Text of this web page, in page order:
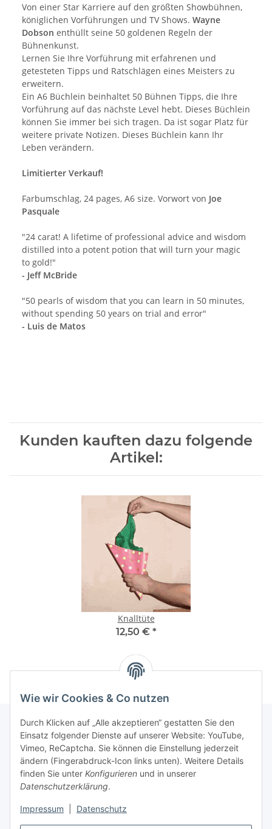
Wie wir Cookies & Co nutzen
Durch Klicken auf „Alle akzeptieren“ gestatten Sie den
Einsatz folgender Dienste auf unserer Website: YouTube,
Vimeo, ReCaptcha. Sie können die Einstellung jederzeit
ändern (Fingerabdruck-Icon links unten). Weitere Details
finden Sie unter Konfigurieren und in unserer
Datenschutzerklärung.
Impressum Datenschutz
Von einer Star Karriere auf den größten Showbühnen,
königlichen Vorführungen und TV Shows. Wayne
Dobson enthüllt seine 50 goldenen Regeln der
Bühnenkunst.
Lernen Sie Ihre Vorführung mit erfahrenen und
getesteten Tipps und Ratschlägen eines Meisters zu
erweitern.
Ein A6 Büchlein beinhaltet 50 Bühnen Tipps, die Ihre
Vorführung auf das nächste Level hebt. Dieses Büchlein
können Sie immer bei sich tragen. Da ist sogar Platz für
weitere private Notizen. Dieses Büchlein kann Ihr
Leben verändern.
Limitierter Verkauf!
Farbumschlag, 24 pages, A6 size. Vorwort von Joe
Pasquale
"24 carat! A lifetime of professional advice and wisdom
distilled into a potent potion that will turn your magic
to gold!"
- Jeff McBride
"50 pearls of wisdom that you can learn in 50 minutes,
without spending 50 years on trial and error"
- Luis de Matos
Kunden kauften dazu folgende
Artikel:
Knalltüte
12,50 € *
Informationen
Gesetzliche Informationen